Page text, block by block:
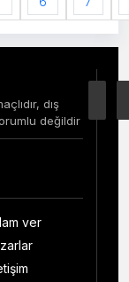
dış
değildir
ver